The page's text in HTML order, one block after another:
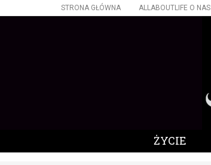
STRONA GŁÓWNA ALLABOUTLIFE O NAS
ŻYCIE